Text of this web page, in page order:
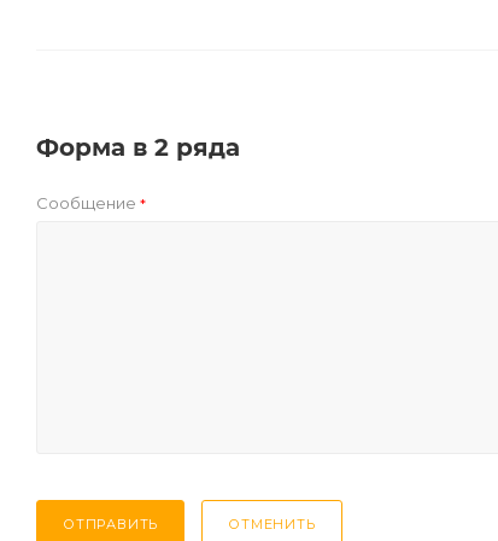
Форма в 2 ряда
Сообщение *
ОТПРАВИТЬ ОТМЕНИТЬ